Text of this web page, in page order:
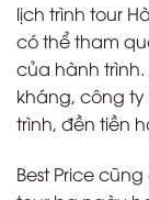
lịch trình tour
có thể tham
của hành
kháng, công ty
trình, đền tiền
Best Price